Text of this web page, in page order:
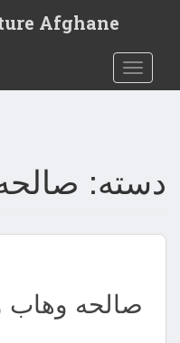
t
Afghane
Toggle navigation
دسته:
صالحه